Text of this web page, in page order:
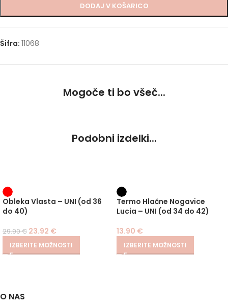
DODAJ V KOŠARICO
Šifra: 11068
Mogoče ti bo všeč...
Podobni izdelki...
-20%
Obleka Vlasta – UNI (od 36
do 40)
29.90€ 23.92 €
IZBERITE MOŽNOSTI
Termo Hlačne Nogavice
Lucia – UNI (od 34 do 42)
13.90 €
IZBERITE MOŽNOSTI
O NAS